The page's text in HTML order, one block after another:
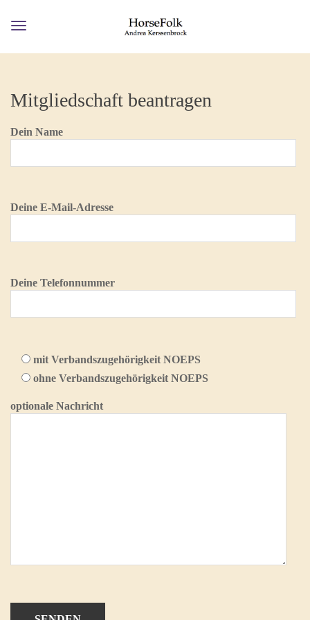
Toggle
Mitgliedschaft beantragen
Dein Name
Deine E-Mail-Adresse
Deine Telefonnummer
mit Verbandszugehörigkeit NOEPS
ohne Verbandszugehörigkeit NOEPS
optionale Nachricht